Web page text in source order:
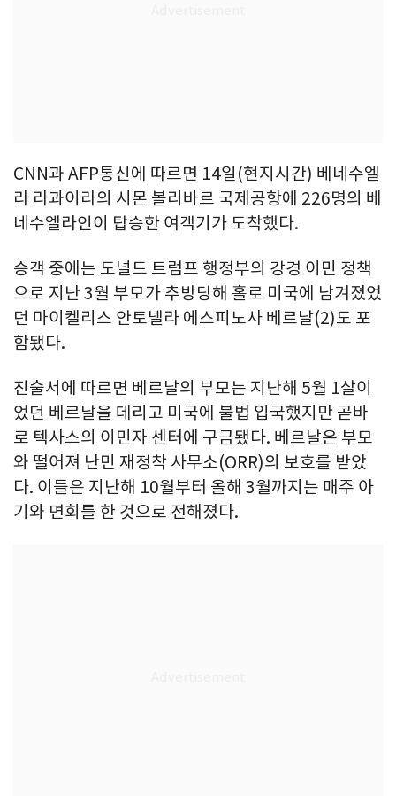
CNN과 AFP통신에 따르면 14일(현지시간) 베네수엘
라 라과이라의 시몬 볼리바르 국제공항에 226명의 베
네수엘라인이 탑승한 여객기가 도착했다.
승객 중에는 도널드 트럼프 행정부의 강경 이민 정책
으로 지난 3월 부모가 추방당해 홀로 미국에 남겨졌었
던 마이켈리스 안토넬라 에스피노사 베르날(2)도 포
함됐다.
진술서에 따르면 베르날의 부모는 지난해 5월 1살이
었던 베르날을 데리고 미국에 불법 입국했지만 곧바
로 텍사스의 이민자 센터에 구금됐다. 베르날은 부모
와 떨어져 난민 재정착 사무소(ORR)의 보호를 받았
다. 이들은 지난해 10월부터 올해 3월까지는 매주 아
기와 면회를 한 것으로 전해졌다.